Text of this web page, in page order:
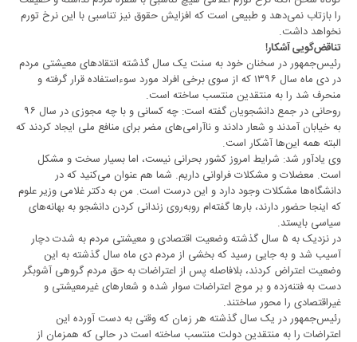
را بازتاب نمی‌دهد و طبیعی است که افزایش حقوق نیز تناسبی با این نرخ تورم
نخواهد داشت.
تناقض‌گویی آشکار!
رئیس‌جمهور در سخنان خود به سنت یک سال گذشته انتقادهای معیشتی مردم
در دی ماه سال ۱۳۹۶ که از سوی برخی افراد مورد سوءاستفاده قرار گرفته و
منحرف شد را به منتقدین منتسب ساخته است.
روحانی در جمع دانشجویان گفته است‌: چه کسانی و با چه مجوزی در سال ۹۶
به خیابان آمدند و شعار دادند و ناآرامی‌های مضر برای منافع ملی ایجاد کردند که
البته همه این‌ها آشکار است.
وی یادآور شد: شرایط امروز کشور بحرانی نیست، اما بسیار سخت و مشکل
است. معضلات و مشکلات فراوانی داریم. شما هم عنوان می‌کنید که در
دانشگاه‌ها مشکلات وجود دارد و این درست است. من به دکتر غلامی وزیر علوم
که اینجا حضور دارند، بارها گفته‌ام روبه‌روی زندانی کردن دانشجو به بهانه‌های
سیاسی بایستد.
در نزدیک به ۵ سال گذشته وضعیت اقتصادی و معیشتی مردم به شدت دچار
آسیب شد و به جایی رسید که بخشی از مردم دی ماه سال گذشته به این
وضعیت اعتراض کردند، بلافاصله پس از اعتراضات به حق مردم گروهی آشوبگر
دست به فتنه‌زده و بر موج اعتراضات سوار شده و شعارهای غیر‌معیشتی و
غیر‌اقتصادی را محور ساختند.
رئیس‌جمهور در یک سال گذشته هر زمان که وقتی به دست آورده این
اعتراضات را به منتقدین دولت منتسب ساخته است در حالی که همزمان از